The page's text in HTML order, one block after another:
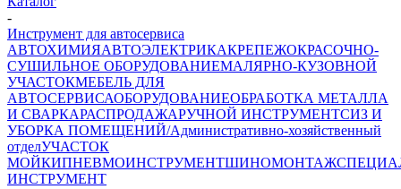
-
Инструмент для автосервиса
АВТОХИМИЯАВТОЭЛЕКТРИКАКРЕПЕЖОКРАСОЧНО-
СУШИЛЬНОЕ ОБОРУДОВАНИЕМАЛЯРНО-КУЗОВНОЙ
УЧАСТОКМЕБЕЛЬ ДЛЯ
АВТОСЕРВИСАОБОРУДОВАНИЕОБРАБОТКА МЕТАЛЛА
И СВАРКАРАСПРОДАЖАРУЧНОЙ ИНСТРУМЕНТСИЗ И
УБОРКА ПОМЕЩЕНИЙ/Административно-хозяйственный
отделУЧАСТОК
МОЙКИПНЕВМОИНСТРУМЕНТШИНОМОНТАЖ
ИНСТРУМЕНТ